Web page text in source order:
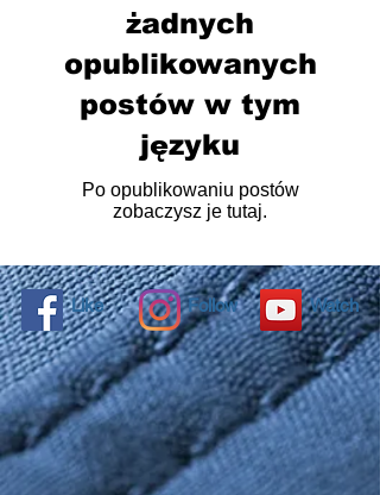
żadnych
opublikowanych
postów w tym
języku
Po opublikowaniu postów
zobaczysz je tutaj.
Like Follow Watch